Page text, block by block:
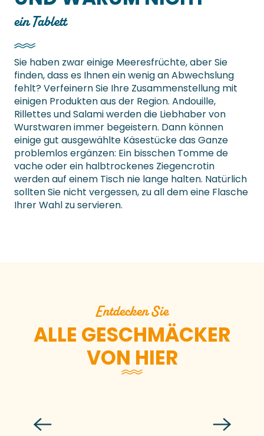
ein Tablett
Sie haben zwar einige Meeresfrüchte, aber Sie
finden, dass es Ihnen ein wenig an Abwechslung
fehlt? Verfeinern Sie Ihre Zusammenstellung mit
einigen Produkten aus der Region. Andouille,
Rillettes und Salami werden die Liebhaber von
Wurstwaren immer begeistern. Dann können
einige gut ausgewählte Käsestücke das Ganze
problemlos ergänzen: Ein bisschen Tomme de
vache oder ein halbtrockenes Ziegencrotin
werden auf einem Tisch nie lange halten. Natürlich
sollten Sie nicht vergessen, zu all dem eine Flasche
Ihrer Wahl zu servieren.
Entdecken Sie
ALLE GESCHMÄCKER
VON HIER